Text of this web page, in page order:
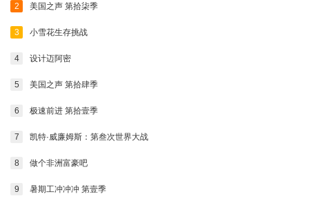
2 美国之声 第拾柒季
3 小雪花生存挑战
4 设计迈阿密
5 美国之声 第拾肆季
6 极速前进 第拾壹季
7 凯特·威廉姆斯：第叁次世界大战
8 做个非洲富豪吧
9 暑期工冲冲冲 第壹季